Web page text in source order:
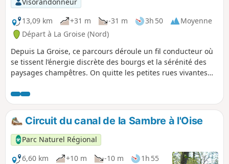
13,09 km
+31 m -31 m 3h 50
Moyenne
Départ à La Groise (Nord)
Depuis La Groise, ce parcours déroule un fil conducteur où
se tissent l’énergie discrète des bourgs et la sérénité des
paysages champêtres. On quitte les petites rues vivantes
prairies et le chatoiement des cultures invitent à respirer
plus profondément. En approchant de Catillon-sur-Sambre,
l’atmosphère se pare de reflets d’eau et de douceur rurale,
avec ses berges paisibles et son authenticité préservée.
C’est une balade qui marie le meilleur des deux mondes : la
convivialité des villages et la quiétude de la nature
environnante.
Circuit du canal de la Sambre à l'Oise
Parc Naturel Régional
6,60 km
+10 m -10 m
1h 55